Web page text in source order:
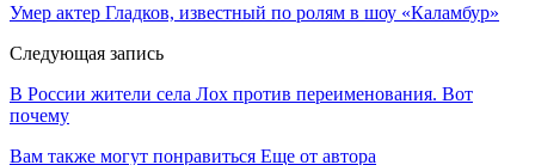
Умер актер Гладков, известный по ролям в шоу «Каламбур»
Следующая запись
В России жители села Лох против переименования. Вот
почему
Вам также могут понравиться Еще от автора